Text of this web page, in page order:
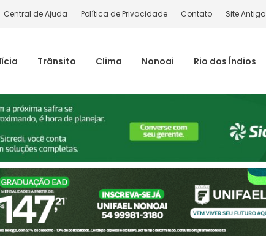
Central de Ajuda Política de Privacidade Contato Site Antigo
Trânsito Clima Nonoai Rio dos Índios